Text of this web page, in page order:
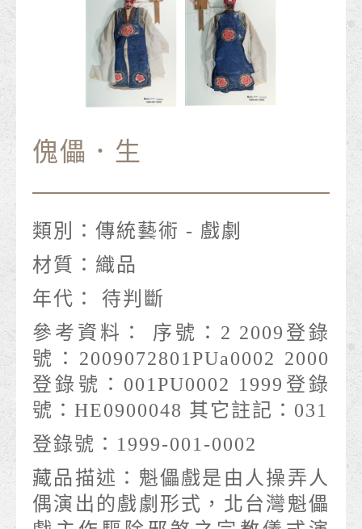
傀儡．生
類別： 傳統藝術 - 戲劇
材質： 織品
年代：
待判斷
參考資料：
序號：2 2009登錄
號：2009072801PUa0002 2000
登錄號：001PU0002 1999登錄
號：HE0900048 其它註記：031
登錄號： 1999-001-0002
藏品描述： 魁儡戲是由人操弄人
偶演出的戲劇形式，北台灣魁儡